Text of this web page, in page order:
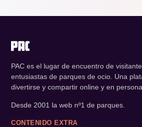
PAC es el lugar de encuentro de
entusiastas de parques de ocio. Una
divertirse y compartir online y en persona.
Desde 2001 la web nº1 de parques.
CONTENIDO EXTRA